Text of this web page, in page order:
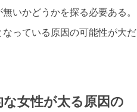
いかどうかを探る必要ある。
っている原因の可能性が大だ
女性が太る原因の